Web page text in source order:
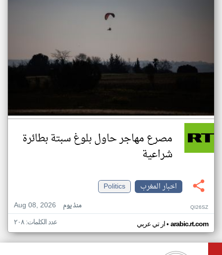
مصرع مهاجر حاول بلوغ سبتة بطائرة
شراعية
اخبار المغرب
Politics
Aug 08, 2026
منذ يوم QI26SZ
ار تي عربي• arabic.rt.com عدد الكلمات: ٢٠٨